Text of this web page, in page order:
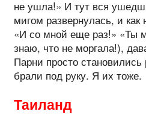
не ушла!» И тут вся
мигом развернулась, и
«И со мной еще раз!» «Ты
знаю, что не моргала!),
Парни просто
брали под руку. Я их тоже.
Таиланд